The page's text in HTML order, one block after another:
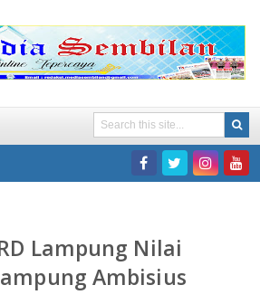
Lampung Nilai
Ambisius